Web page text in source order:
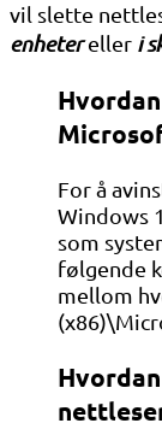
vil slette
enhetereller i
For å
Windows
som
følgende
mellom